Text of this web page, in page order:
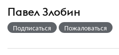
Павел Злобин
Подписаться Пожаловаться